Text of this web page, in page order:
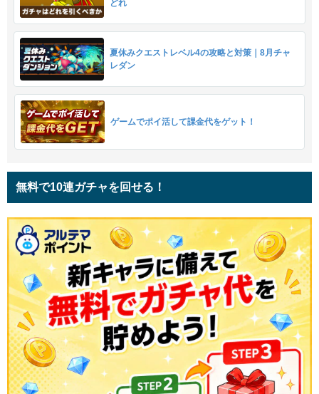
どれ
夏休みクエストレベル4の攻略と対策｜8月チャ
レダン
ゲームでポイ活して課金代をゲット！
無料で10連ガチャを回せる！